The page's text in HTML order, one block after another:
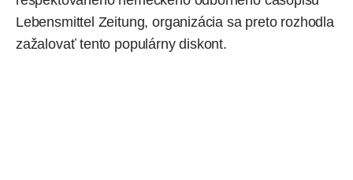
Lebensmittel Zeitung, organizácia sa preto rozhodla
zažalovať tento populárnydiskont.